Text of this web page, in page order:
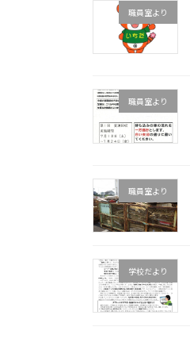
職員室より
職員室より
職員室より
学校だより